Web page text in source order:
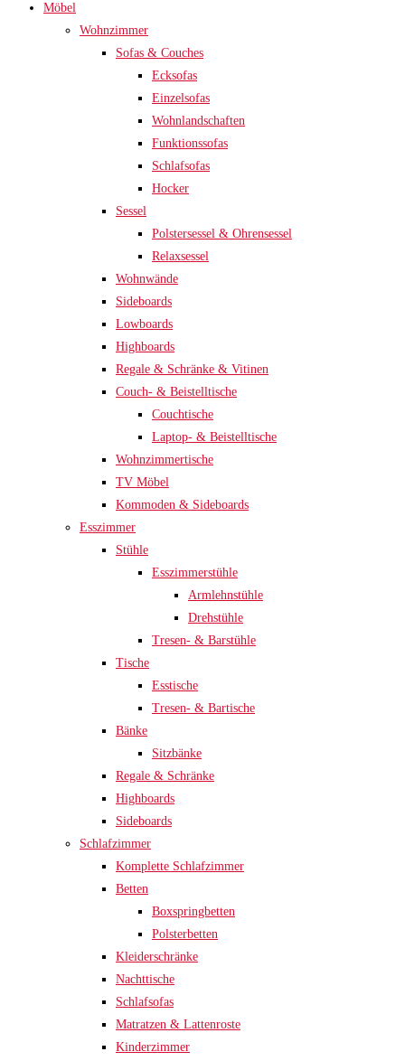
Möbel
Wohnzimmer
Sofas & Couches
Ecksofas
Einzelsofas
Wohnlandschaften
Funktionssofas
Schlafsofas
Hocker
Sessel
Polstersessel & Ohrensessel
Relaxsessel
Wohnwände
Sideboards
Lowboards
Highboards
Regale & Schränke & Vitinen
Couch- & Beistelltische
Couchtische
Laptop- & Beistelltische
Wohnzimmertische
TV Möbel
Kommoden & Sideboards
Esszimmer
Stühle
Esszimmerstühle
Armlehnstühle
Drehstühle
Tresen- & Barstühle
Tische
Esstische
Tresen- & Bartische
Bänke
Sitzbänke
Regale & Schränke
Highboards
Sideboards
Schlafzimmer
Komplette Schlafzimmer
Betten
Boxspringbetten
Polsterbetten
Kleiderschränke
Nachttische
Schlafsofas
Matratzen & Lattenroste
Kinderzimmer